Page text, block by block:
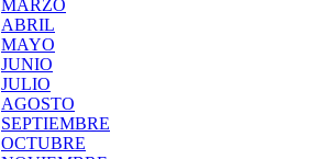
MARZO
ABRIL
MAYO
JUNIO
JULIO
AGOSTO
SEPTIEMBRE
OCTUBRE